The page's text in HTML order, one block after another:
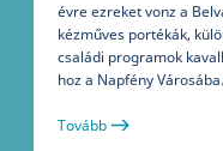
évre ezreket vonz a
kézműves portékák,
családi programok
hoz a Napfény
Tovább